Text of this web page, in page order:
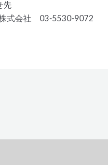
先
式会社 03-5530-9072